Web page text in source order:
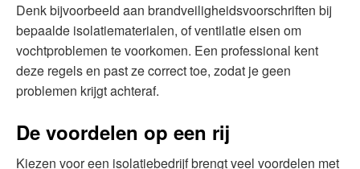
Denk bijvoorbeeld aan brandveiligheidsvoorschriften bij
bepaalde isolatiematerialen, of ventilatie eisen om
vochtproblemen te voorkomen. Een professional kent
deze regels en past ze correct toe, zodat je geen
problemen krijgt achteraf.
De voordelen op een rij
Kiezen voor een isolatiebedrijf brengt veel voordelen met